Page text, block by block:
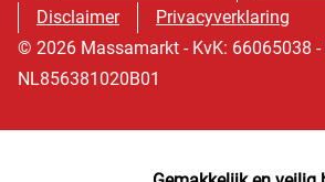
Disclaimer
Privacyverklaring
© 2026 Massamarkt - KvK: 66065038 -
NL856381020B01